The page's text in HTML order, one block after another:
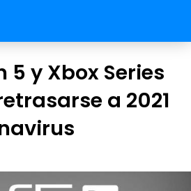
5 y Xbox Series
a 2021